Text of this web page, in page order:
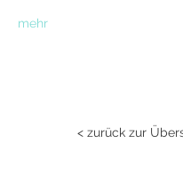
mehr
< zurück zur